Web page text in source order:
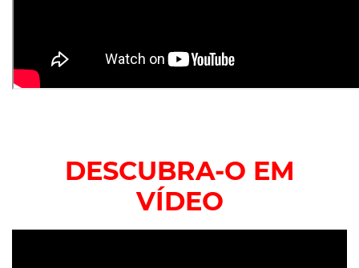
DESCUBRA-O EM
VÍDEO